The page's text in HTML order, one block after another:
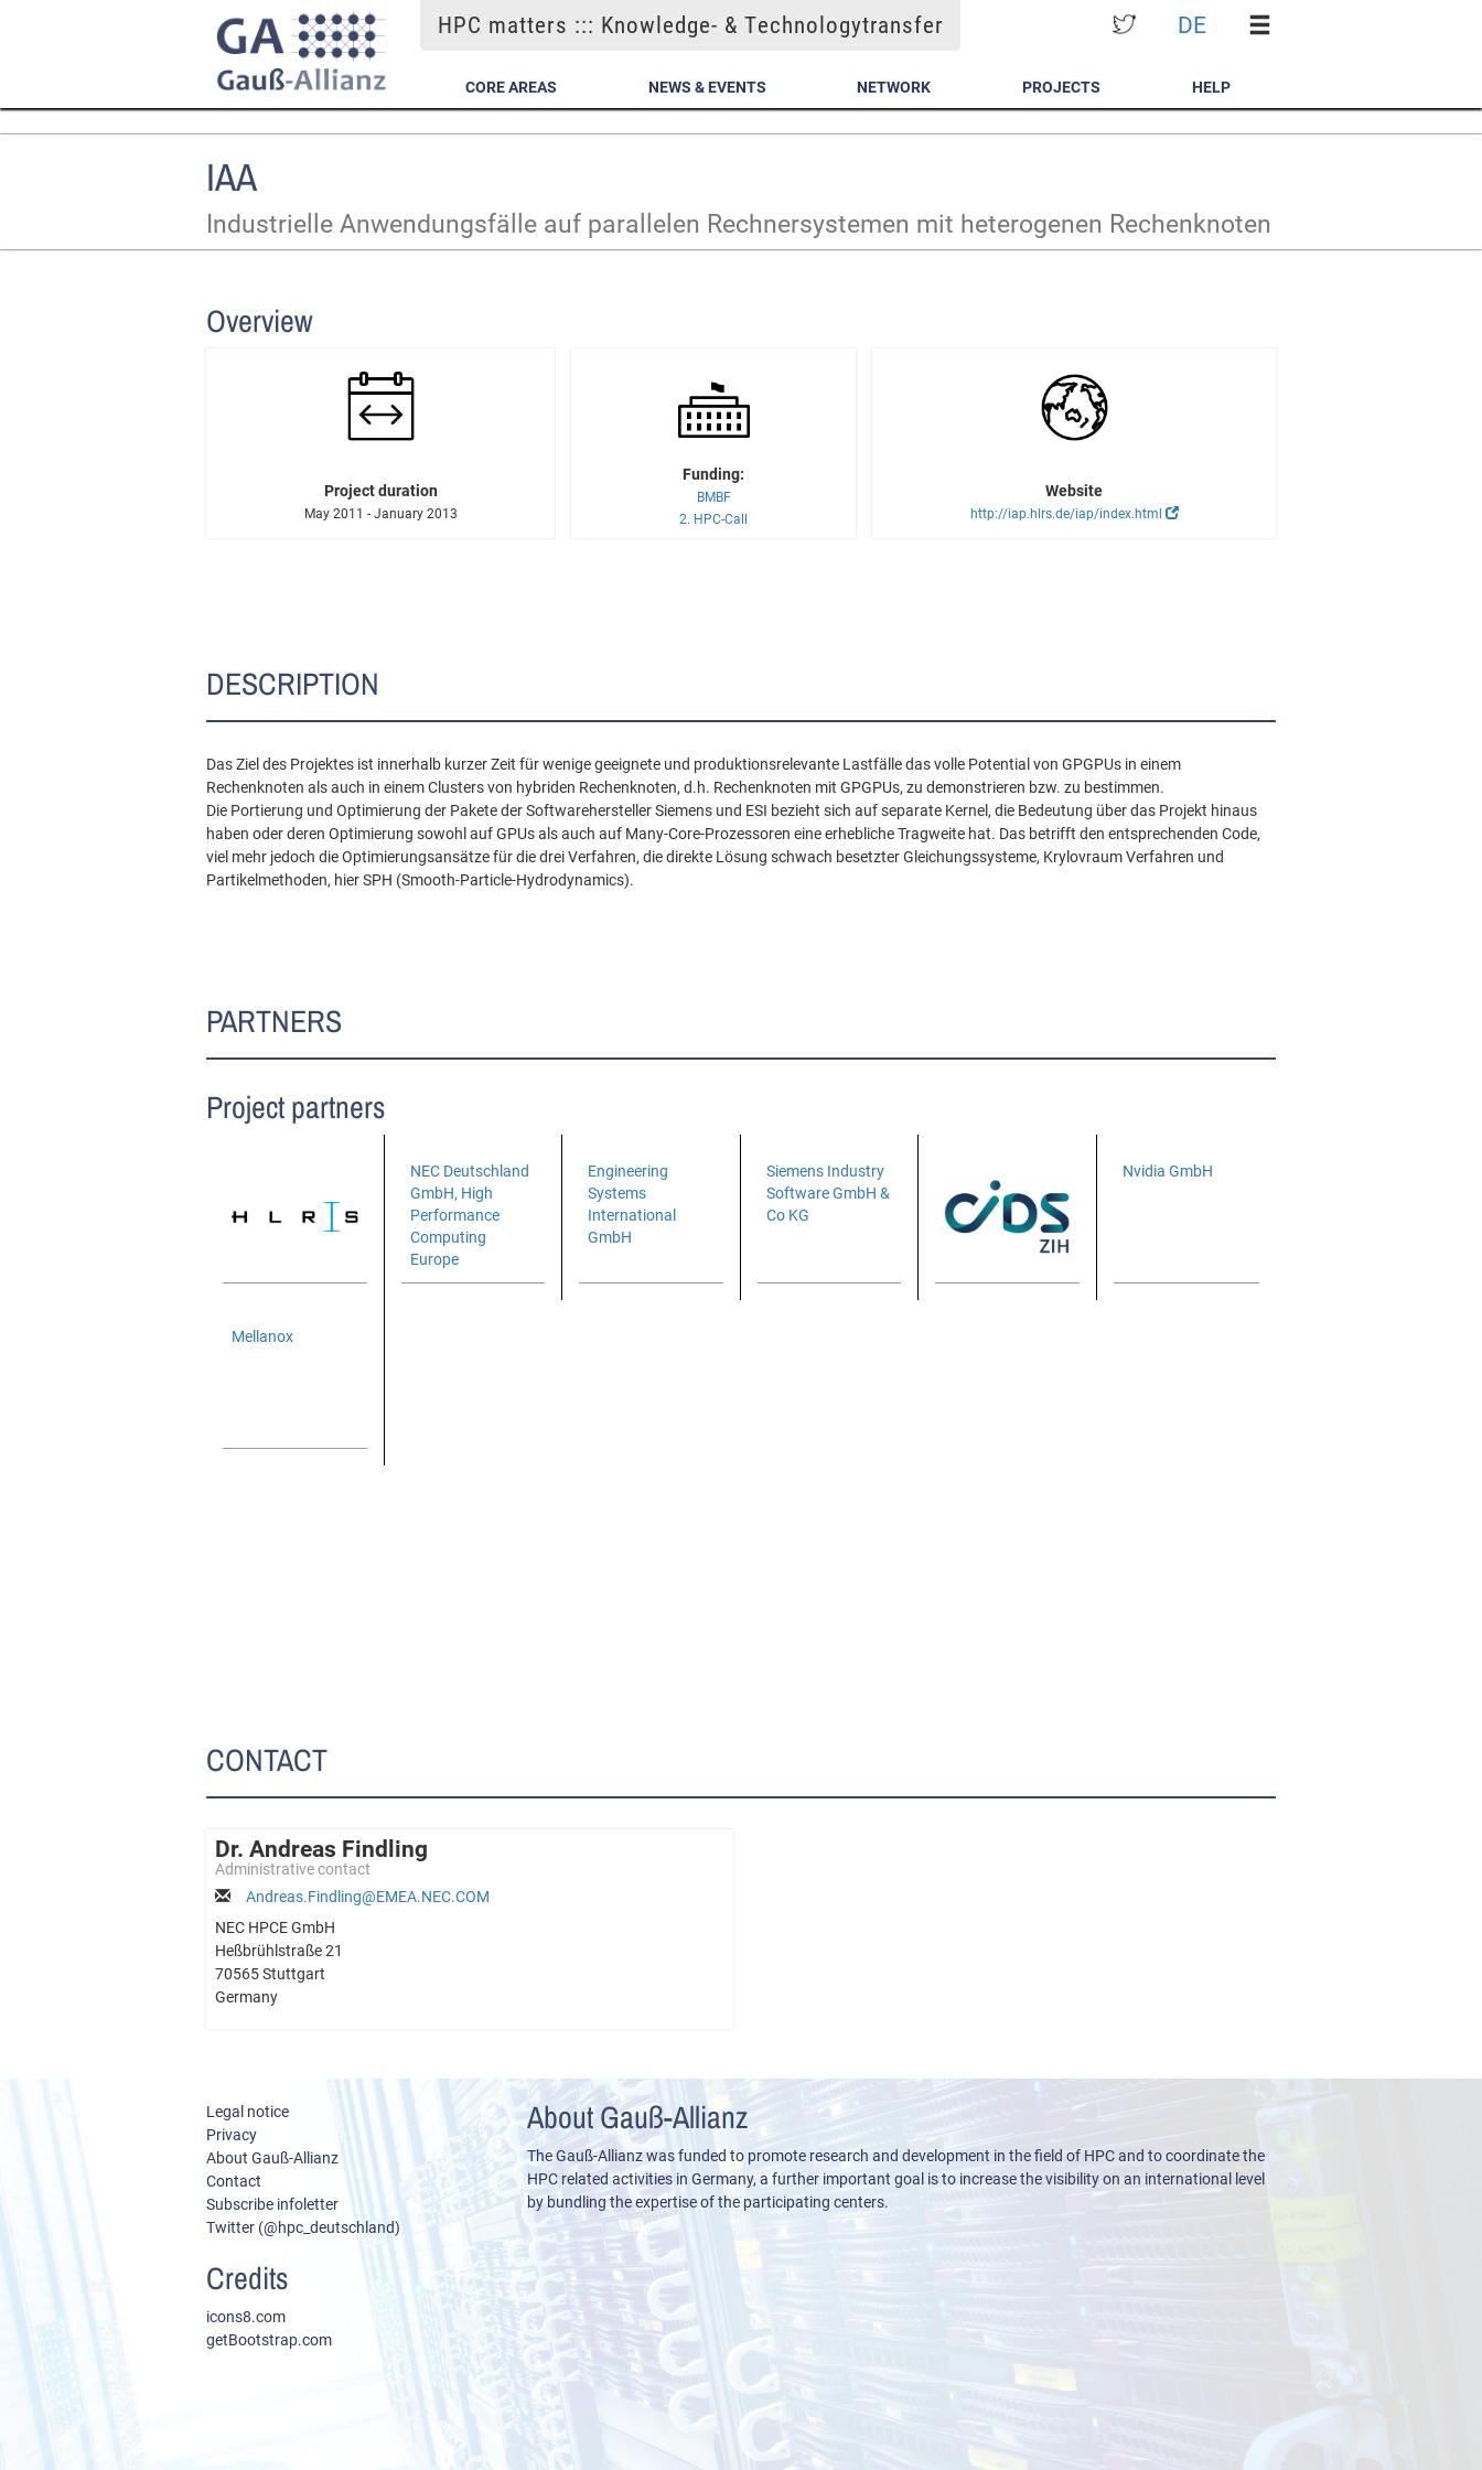
HPC matters ::: Knowledge- & Technologytransfer DE
CORE AREAS NEWS & EVENTS NETWORK PROJECTS HELP
IAA
Industrielle Anwendungsfälle auf parallelen Rechnersystemen mit heterogenen Rechenknoten
Overview
Project duration
May 2011 - January 2013
Funding:
BMBF
2. HPC-Call
Website
http://iap.hlrs.de/iap/index.html
DESCRIPTION
Das Ziel des Projektes ist innerhalb kurzer Zeit für wenige geeignete und produktionsrelevante Lastfälle das volle Potential von GPGPUs in einem
Rechenknoten als auch in einem Clusters von hybriden Rechenknoten, d.h. Rechenknoten mit GPGPUs, zu demonstrieren bzw. zu bestimmen.
Die Portierung und Optimierung der Pakete der Softwarehersteller Siemens und ESI bezieht sich auf separate Kernel, die Bedeutung über das Projekt hinaus
haben oder deren Optimierung sowohl auf GPUs als auch auf Many-Core-Prozessoren eine erhebliche Tragweite hat. Das betrifft den entsprechenden Code,
viel mehr jedoch die Optimierungsansätze für die drei Verfahren, die direkte Lösung schwach besetzter Gleichungssysteme, Krylovraum Verfahren und
Partikelmethoden, hier SPH (Smooth-Particle-Hydrodynamics).
PARTNERS
Project partners
NEC Deutschland
GmbH, High
Performance
Computing
Europe
Engineering
Systems
International
GmbH
Siemens Industry
Software GmbH &
Co KG
Nvidia GmbH
Mellanox
CONTACT
Dr. Andreas Findling
Administrative contact
Andreas.Findling@EMEA.NEC.COM
NEC HPCE GmbH
Heßbrühlstraße 21
70565 Stuttgart
Germany
Legal notice
Privacy
About Gauß-Allianz
Contact
Subscribe infoletter
Twitter (@hpc_deutschland)
Credits
icons8.com
getBootstrap.com
About Gauß-Allianz
The Gauß-Allianz was funded to promote research and development in the field of HPC and to coordinate the
HPC related activities in Germany, a further important goal is to increase the visibility on an international level
by bundling the expertise of the participating centers.